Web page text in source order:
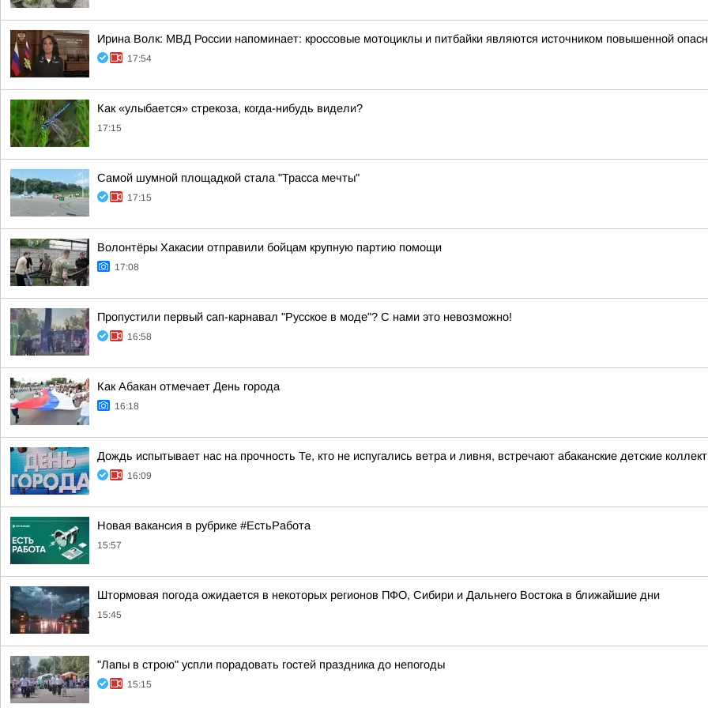
Ирина Волк: МВД России напоминает: кроссовые мотоциклы и питбайки являются источником повышенной
17:54
Как «улыбается» стрекоза, когда-нибудь видели?
17:15
Самой шумной площадкой стала "Трасса мечты"
17:15
Волонтёры Хакасии отправили бойцам крупную партию помощи
17:08
Пропустили первый сап-карнавал "Русское в моде"? С нами это невозможно!
16:58
Как Абакан отмечает День города
16:18
Дождь испытывает нас на прочность Те, кто не испугались ветра и ливня, встречают абаканские детские
16:09
Новая вакансия в рубрике #ЕстьРабота
15:57
Штормовая погода ожидается в некоторых регионов ПФО, Сибири и Дальнего Востока в ближайшие дни
15:45
"Лапы в строю" успли порадовать гостей праздника до непогоды
15:15